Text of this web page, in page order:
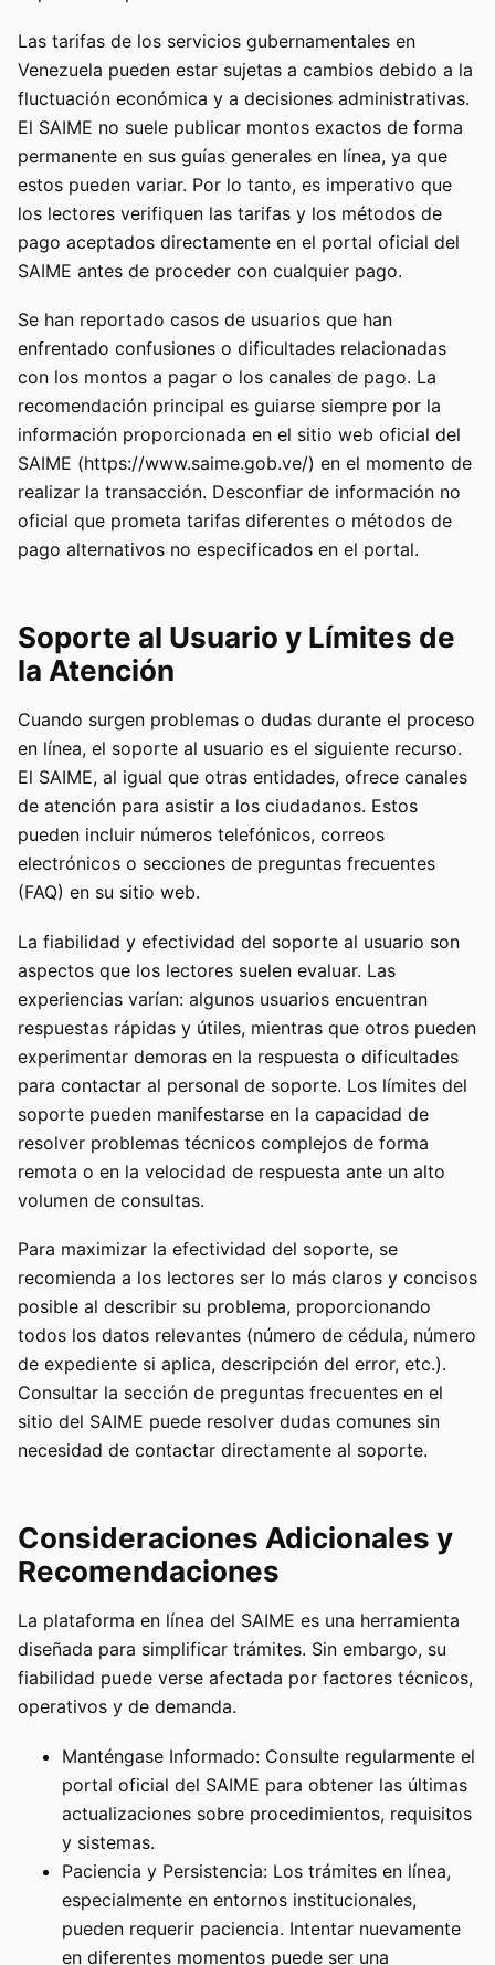
Las tarifas de los servicios gubernamentales en
Venezuela pueden estar sujetas a cambios debido a la
fluctuación económica y a decisiones administrativas.
El SAIME no suele publicar montos exactos de forma
permanente en sus guías generales en línea, ya que
estos pueden variar. Por lo tanto, es imperativo que
los lectores verifiquen las tarifas y los métodos de
pago aceptados directamente en el portal oficial del
SAIME antes de proceder con cualquier pago.
Se han reportado casos de usuarios que han
enfrentado confusiones o dificultades relacionadas
con los montos a pagar o los canales de pago. La
recomendación principal es guiarse siempre por la
información proporcionada en el sitio web oficial del
SAIME (https://www.saime.gob.ve/) en el momento de
realizar la transacción. Desconfiar de información no
oficial que prometa tarifas diferentes o métodos de
pago alternativos no especificados en el portal.
Soporte al Usuario y Límites de
la Atención
Cuando surgen problemas o dudas durante el proceso
en línea, el soporte al usuario es el siguiente recurso.
El SAIME, al igual que otras entidades, ofrece canales
de atención para asistir a los ciudadanos. Estos
pueden incluir números telefónicos, correos
electrónicos o secciones de preguntas frecuentes
(FAQ) en su sitio web.
La fiabilidad y efectividad del soporte al usuario son
aspectos que los lectores suelen evaluar. Las
experiencias varían: algunos usuarios encuentran
respuestas rápidas y útiles, mientras que otros pueden
experimentar demoras en la respuesta o dificultades
para contactar al personal de soporte. Los límites del
soporte pueden manifestarse en la capacidad de
resolver problemas técnicos complejos de forma
remota o en la velocidad de respuesta ante un alto
volumen de consultas.
Para maximizar la efectividad del soporte, se
recomienda a los lectores ser lo más claros y concisos
posible al describir su problema, proporcionando
todos los datos relevantes (número de cédula, número
de expediente si aplica, descripción del error, etc.).
Consultar la sección de preguntas frecuentes en el
sitio del SAIME puede resolver dudas comunes sin
necesidad de contactar directamente al soporte.
Consideraciones Adicionales y
Recomendaciones
La plataforma en línea del SAIME es una herramienta
diseñada para simplificar trámites. Sin embargo, su
fiabilidad puede verse afectada por factores técnicos,
operativos y de demanda.
Manténgase Informado: Consulte regularmente el
portal oficial del SAIME para obtener las últimas
actualizaciones sobre procedimientos, requisitos
y sistemas.
Paciencia y Persistencia: Los trámites en línea,
especialmente en entornos institucionales,
pueden requerir paciencia. Intentar nuevamente
en diferentes momentos puede ser una